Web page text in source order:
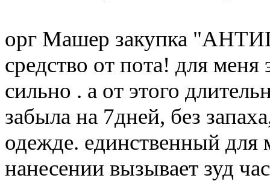
орг Машер закупка
средство от пота! для
сильно . а от этого
забыла на 7дней, без
одежде. единственный
нанесении вызывает зуд